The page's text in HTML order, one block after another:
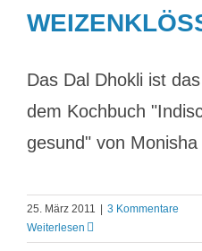
Das Dal Dhokli ist
dem Kochbuch
gesund" von
25. März 2011
3 Kommentare
Weiterlesen